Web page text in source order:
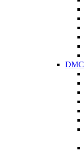
DMC